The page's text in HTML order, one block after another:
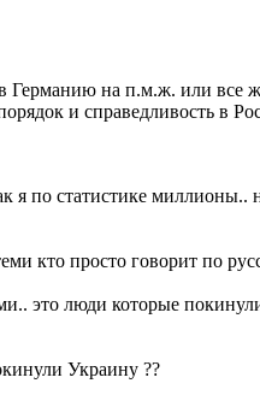
Германию на п.м.ж. или все
и справедливость в
я по статистике миллионы..
кто просто говорит по
это люди которые
Украину ??